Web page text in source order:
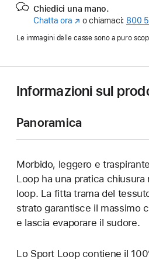
Chiedici una mano.
Chatta ora (Si
nuova
o chiamaci: 800
Le immagini delle casse sono a puro
Informazioni sul
Panoramica
Morbido, leggero e
Loop ha una pratica
loop. La fitta trama del
strato garantisce il massimo
e lascia evaporare il sudore.
Lo Sport Loop contiene il